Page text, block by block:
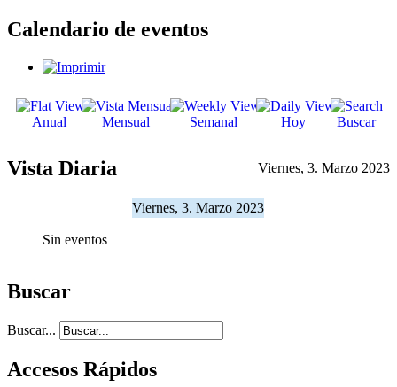
Calendario de eventos
Anual Mensual Semanal Hoy Buscar
Vista Diaria Viernes, 3. Marzo 2023
Viernes, 3. Marzo 2023
Sin eventos
Buscar
Buscar...
Accesos Rápidos